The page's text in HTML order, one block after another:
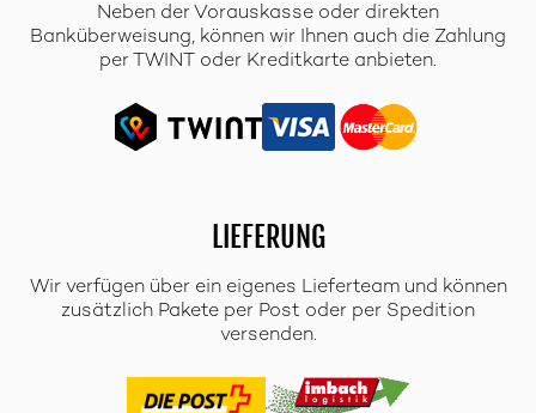
Neben der Vorauskasse oder direkten
Banküberweisung, können wir Ihnen auch die Zahlung
per TWINT oder Kreditkarte anbieten.
LIEFERUNG
Wir verfügen über ein eigenes Lieferteam und können
zusätzlich Pakete per Post oder per Spedition
versenden.